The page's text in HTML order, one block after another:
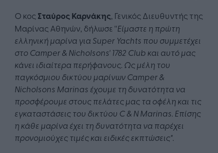
Ο κος Σταύρος Καρνάκης, Γενικός Διευθυντής της
Μαρίνας Αθηνών, δήλωσε ''Είμαστε η πρώτη
ελληνική μαρίνα για Super Yachts που συμμετέχει
στο Camper & Nicholsons' 1782 Club και αυτό μας
κάνει ιδιαίτερα περήφανους. Ως μέλη του
παγκόσμιου δικτύου μαρίνων Camper &
Nicholsons Marinas έχουμε τη δυνατότητα να
προσφέρουμε στους πελάτες μας τα οφέλη και τις
εγκαταστάσεις του δικτύου C & N Marinas. Επίσης
η κάθε μαρίνα έχει τη δυνατότητα να παρέχει
προνομιούχες τιμές και ειδικές εκπτώσεις".